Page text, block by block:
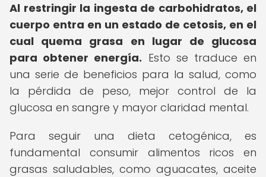
Al restringir la ingesta de carbohidratos, el
cuerpo entra en un estado de cetosis, en el
cual quema grasa en lugar de glucosa
para obtener energía. Esto se traduce en
una serie de beneficios para la salud, como
la pérdida de peso, mejor control de la
glucosa en sangre y mayor claridad mental.
Para seguir una dieta cetogénica, es
fundamental consumir alimentos ricos en
grasas saludables, como aguacates, aceite